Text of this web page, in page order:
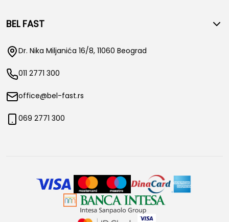
BEL FAST
Dr. Nika Miljanića 16/8, 11060 Beograd
011 2771 300
office@bel-fast.rs
069 2771 300